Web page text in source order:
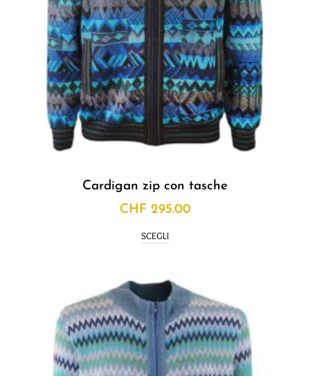
Cardigan zip con tasche
CHF 295.00
SCEGLI